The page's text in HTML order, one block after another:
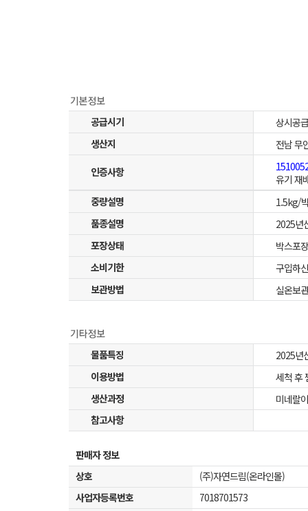
공급시기
상시공급
생산지
전남 무
인증사항
유기 재
중량설명
1.5kg/
품종설명
2025년
포장상태
박스포
소비기한
구입하
보관방법
실온보
물품특징
2025년
이용방법
세척 후
생산과정
미네랄
참고사항
판매자 정보
상호
(주)자연드림(온라인몰)
사업자등록번호
7018701573